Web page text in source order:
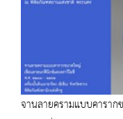
จานลายครามแบบคารา